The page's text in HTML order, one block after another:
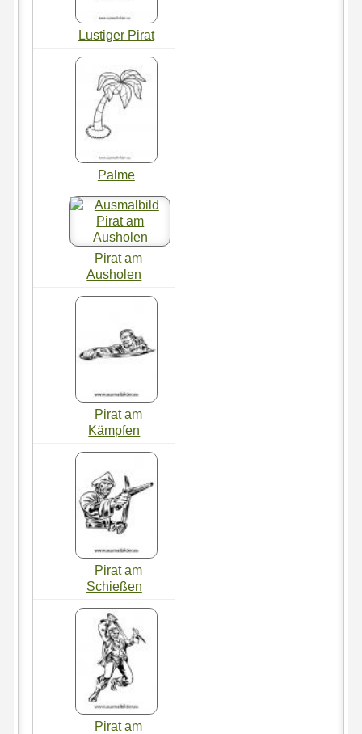
Lustiger Pirat
Palme
Pirat am
Ausholen
Pirat am
Kämpfen
Pirat am
Schießen
Pirat am